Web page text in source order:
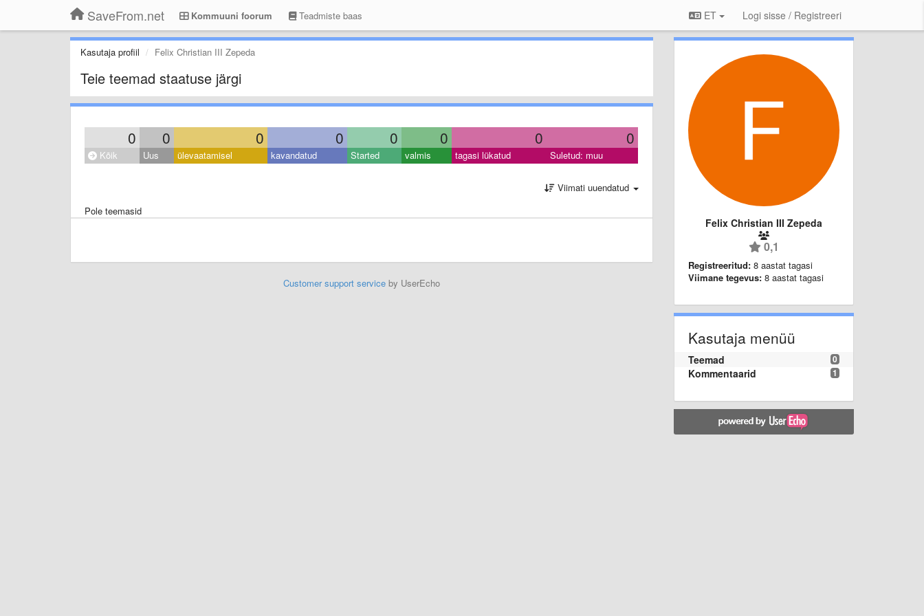
SaveFrom.net Kommuuni foorum Teadmiste baas ET Logi sisse / Registreeri
Kasutaja profiil Felix Christian III Zepeda
Teie teemad staatuse järgi
0 0 0 0 0 0 0 0
Kõik Uus ülevaatamisel kavandatud Started valmis tagasi lükatud Suletud: muu
Viimati uuendatud
Pole teemasid
Customer support serviceby UserEcho
Felix Christian III Zepeda
0,1
Registreeritud: 8 aastat tagasi
Viimane tegevus: 8 aastat tagasi
Kasutaja menüü
0
Teemad
1
Kommentaarid